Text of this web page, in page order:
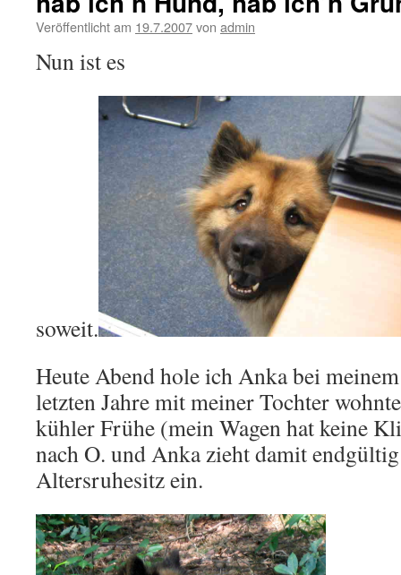
Veröffentlicht am 19.7.2007von admin
Nun ist es
soweit.
Heute Abend hole ich Anka bei
letzten Jahre mit meiner Tochter
kühler Frühe (mein Wagen hat keine
nach O. und Anka zieht damit
Altersruhesitz ein.